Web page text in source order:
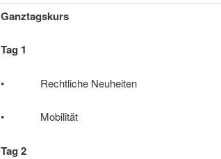
Ganztagskurs
Tag 1
• Rechtliche Neuheiten
• Mobilität
Tag 2